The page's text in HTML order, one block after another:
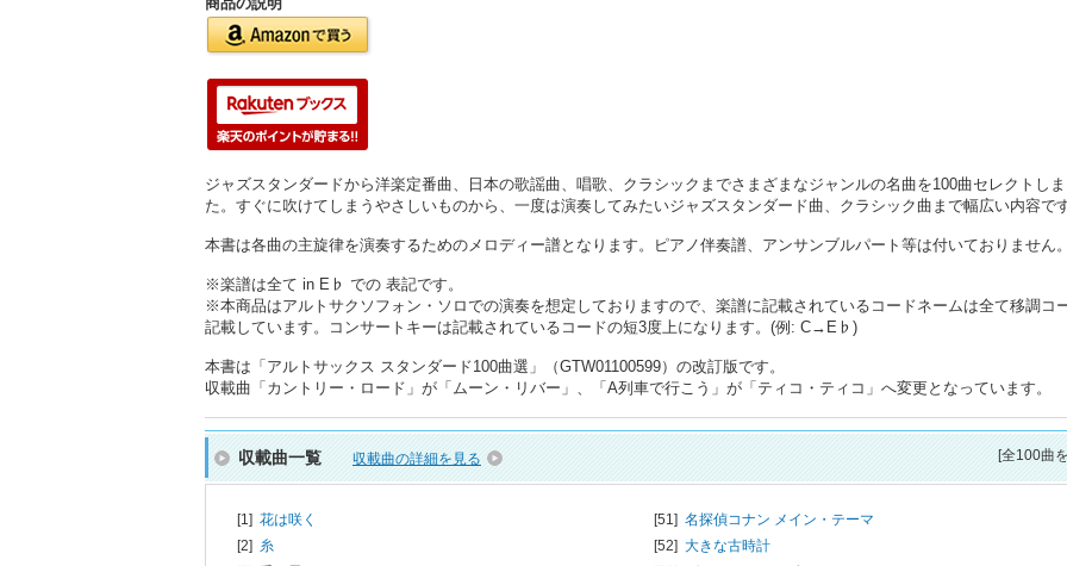
ジャズスタンダードから洋楽定番曲、日本の歌謡曲、唱歌、クラシックまでさまざまなジャンルの名曲を100曲セレクトしま
た。すぐに吹けてしまうやさしいものから、一度は演奏してみたいジャズスタンダード曲、クラシック曲まで幅広い内容です
本書は各曲の主旋律を演奏するためのメロディー譜となります。ピアノ伴奏譜、アンサンブルパート等は付いておりません。
※楽譜は全て in E♭ での 表記です。
※本商品はアルトサクソフォン・ソロでの演奏を想定しておりますので、楽譜に記載されているコードネームは全て移調コ
記載しています。コンサートキーは記載されているコードの短3度上になります。(例: C→E♭)
本書は「アルトサックス スタンダード100曲選」（GTW01100599）の改訂版です。
収載曲「カントリー・ロード」が「ムーン・リバー」、「A列車で行こう」が「ティコ・ティコ」へ変更となっています。
収載曲一覧 収載曲の詳細を見る [全100曲
[1] 花は咲く
[2] 糸
[51] 名探偵コナン メイン・テーマ
[52] 大きな古時計